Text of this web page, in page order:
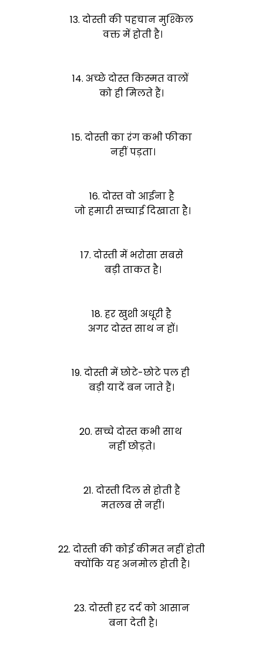
13. दोस्ती की पहचान मुश्किल
वक्त में होती है।
14. अच्छे दोस्त किस्मत वालों
को ही मिलते हैं।
15. दोस्ती का रंग कभी फीका
नहीं पड़ता।
16. दोस्त वो आईना है
जो हमारी सच्चाई दिखाता है।
17. दोस्ती में भरोसा सबसे
बड़ी ताकत है।
18. हर खुशी अधूरी है
अगर दोस्त साथ न हों।
19. दोस्ती में छोटे-छोटे पल ही
बड़ी यादें बन जाते हैं।
20. सच्चे दोस्त कभी साथ
नहीं छोड़ते।
21. दोस्ती दिल से होती है
मतलब से नहीं।
22. दोस्ती की कोई कीमत नहीं होती
क्योंकि यह अनमोल होती है।
23. दोस्ती हर दर्द को आसान
बना देती है।